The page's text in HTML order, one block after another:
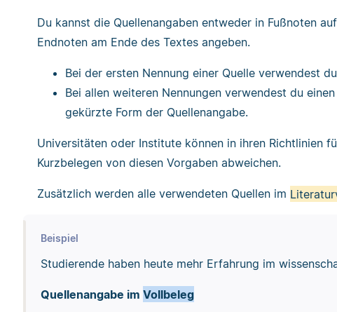
Du kannst die Quellenangaben entweder in Fußnoten
Endnoten am Ende des Textes angeben.
Bei der ersten Nennung einer Quelle verwendest
Bei allen weiteren Nennungen verwendest du einen
gekürzte Form der Quellenangabe.
Universitäten oder Institute können in ihren Richtlinien
Kurzbelegen von diesen Vorgaben abweichen.
Zusätzlich werden alle verwendeten Quellen im
Beispiel
Studierende haben heute mehr Erfahrung im
Quellenangabe im Vollbeleg